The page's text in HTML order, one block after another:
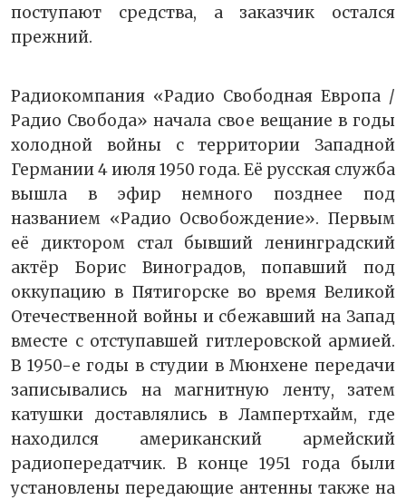
поступают средства, а заказчик остался
прежний.
Радиокомпания «Радио Свободная Европа /
Радио Свобода» начала свое вещание в годы
холодной войны с территории Западной
Германии 4 июля 1950 года. Её русская служба
вышла в эфир немного позднее под
названием «Радио Освобождение». Первым
её диктором стал бывший ленинградский
актёр Борис Виноградов, попавший под
оккупацию в Пятигорске во время Великой
Отечественной войны и сбежавший на Запад
вместе с отступавшей гитлеровской армией.
В 1950-е годы в студии в Мюнхене передачи
записывались на магнитную ленту, затем
катушки доставлялись в Лампертхайм, где
находился американский армейский
радиопередатчик. В конце 1951 года были
установлены передающие антенны также на